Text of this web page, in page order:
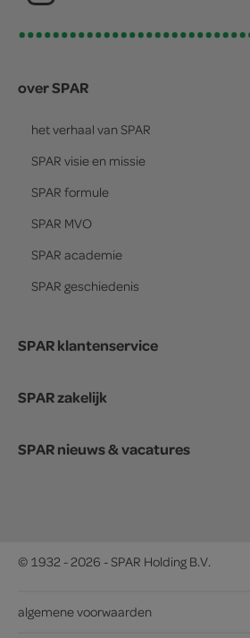
over SPAR
het verhaal van SPAR
SPAR visie en missie
SPAR formule
SPAR MVO
SPAR academie
SPAR geschiedenis
SPAR klantenservice
SPAR zakelijk
SPAR nieuws & vacatures
© 1932 - 2026 - SPAR Holding B.V.
algemene voorwaarden